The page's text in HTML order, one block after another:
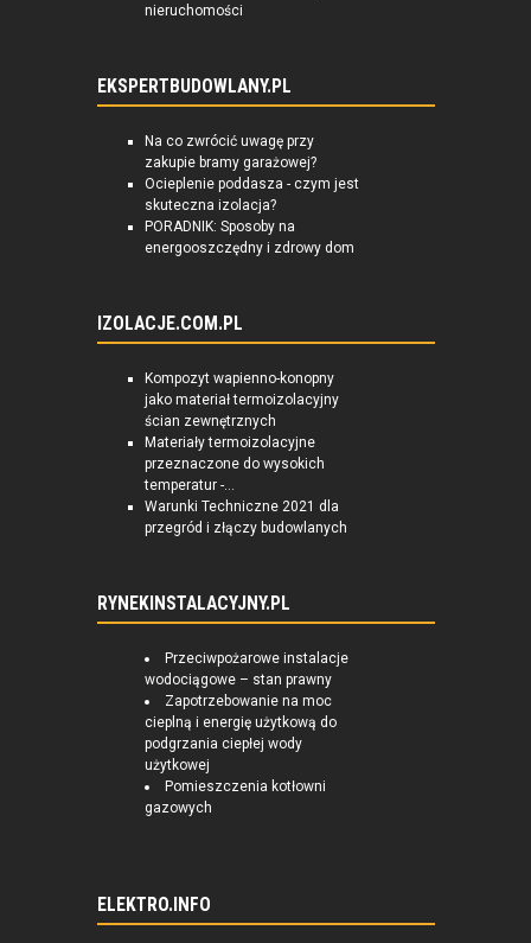
nieruchomości
EKSPERTBUDOWLANY.PL
Na co zwrócić uwagę przy
zakupie bramy garażowej?
Ocieplenie poddasza - czym jest
skuteczna izolacja?
PORADNIK: Sposoby na
energooszczędny i zdrowy dom
IZOLACJE.COM.PL
Kompozyt wapienno-konopny
jako materiał termoizolacyjny
ścian zewnętrznych
Materiały termoizolacyjne
przeznaczone do wysokich
temperatur -...
Warunki Techniczne 2021 dla
przegród i złączy budowlanych
RYNEKINSTALACYJNY.PL
Przeciwpożarowe instalacje
wodociągowe – stan prawny
Zapotrzebowanie na moc
cieplną i energię użytkową do
podgrzania ciepłej wody
użytkowej
Pomieszczenia kotłowni
gazowych
ELEKTRO.INFO